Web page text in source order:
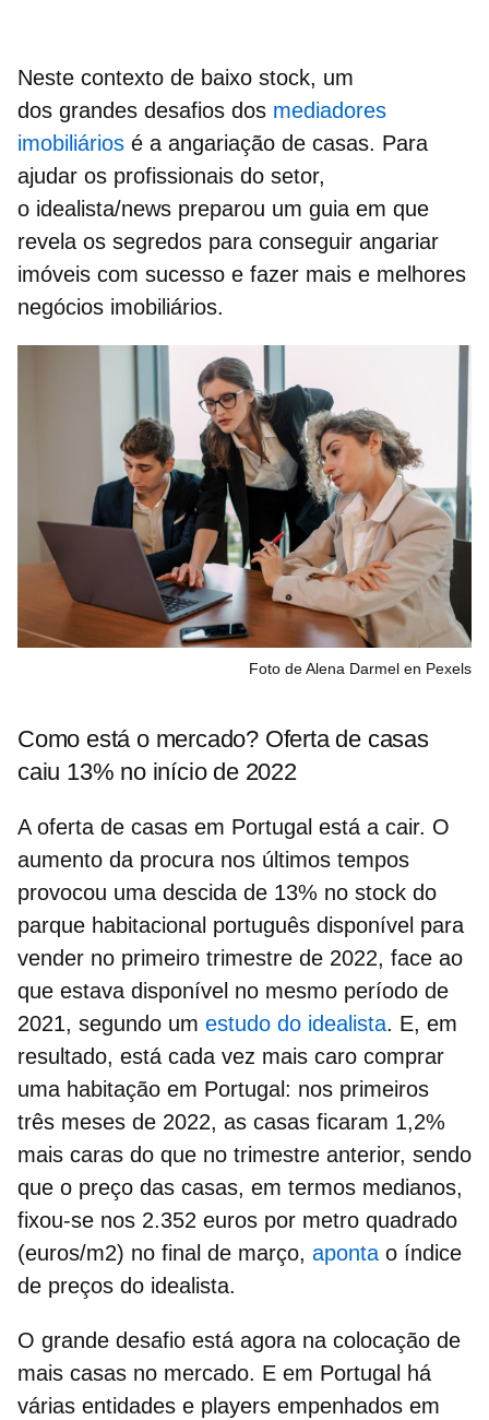
Neste contexto de baixo stock, um
dos grandes desafios dos mediadores
imobiliários é a angariação de casas. Para
ajudar os profissionais do setor,
o idealista/news preparou um guia em que
revela os segredos para conseguir angariar
imóveis com sucesso e fazer mais e melhores
negócios imobiliários.
Foto de Alena Darmel en Pexels
Como está o mercado? Oferta de casas
caiu 13% no início de 2022
A oferta de casas em Portugal está a cair. O
aumento da procura nos últimos tempos
provocou uma descida de 13% no stock do
parque habitacional português disponível para
vender no primeiro trimestre de 2022, face ao
que estava disponível no mesmo período de
2021, segundo um estudo do idealista. E, em
resultado, está cada vez mais caro comprar
uma habitação em Portugal : nos primeiros
três meses de 2022, as casas ficaram 1,2%
mais caras do que no trimestre anterior, sendo
que o preço das casas, em termos medianos,
fixou-se nos 2.352 euros por metro quadrado
(euros/m2) no final de março, aponta o índice
de preços do idealista.
O grande desafio está agora na colocação de
mais casas no mercado. E em Portugal há
várias entidades e players empenhados em